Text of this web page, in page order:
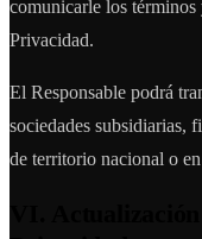
comunicarle los
Privacidad.
El Responsable podrá
sociedades subsidiarias,
de territorio nacional o